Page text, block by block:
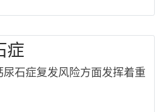
症
石症复发风险方面发挥着重